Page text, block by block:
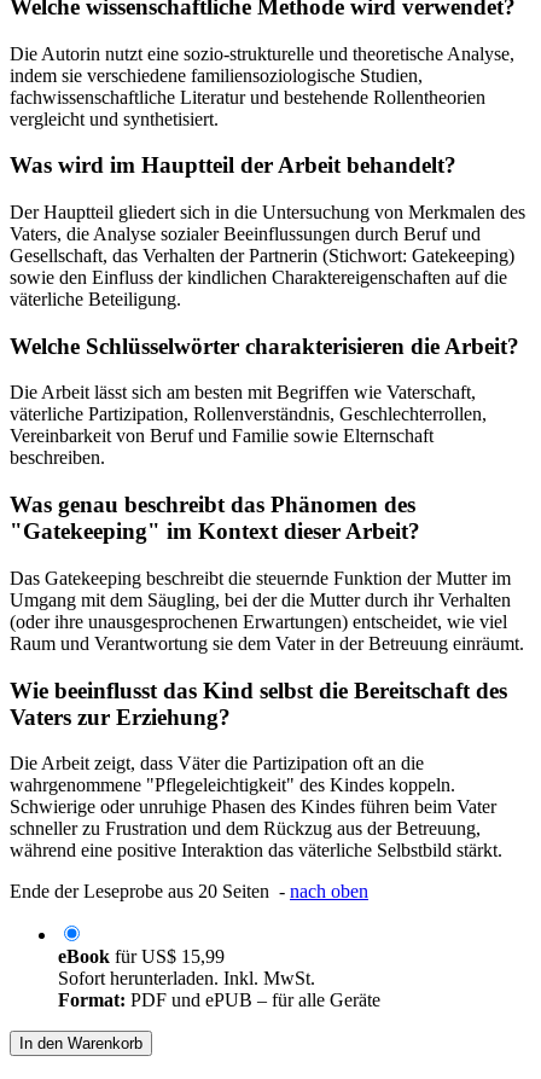
Welche wissenschaftliche Methode wird verwendet?
Die Autorin nutzt eine sozio-strukturelle und theoretische Analyse,
indem sie verschiedene familiensoziologische Studien,
fachwissenschaftliche Literatur und bestehende Rollentheorien
vergleicht und synthetisiert.
Was wird im Hauptteil der Arbeit behandelt?
Der Hauptteil gliedert sich in die Untersuchung von Merkmalen des
Vaters, die Analyse sozialer Beeinflussungen durch Beruf und
Gesellschaft, das Verhalten der Partnerin (Stichwort: Gatekeeping)
sowie den Einfluss der kindlichen Charaktereigenschaften auf die
väterliche Beteiligung.
Welche Schlüsselwörter charakterisieren die Arbeit?
Die Arbeit lässt sich am besten mit Begriffen wie Vaterschaft,
väterliche Partizipation, Rollenverständnis, Geschlechterrollen,
Vereinbarkeit von Beruf und Familie sowie Elternschaft
beschreiben.
Was genau beschreibt das Phänomen des
"Gatekeeping" im Kontext dieser Arbeit?
Das Gatekeeping beschreibt die steuernde Funktion der Mutter im
Umgang mit dem Säugling, bei der die Mutter durch ihr Verhalten
(oder ihre unausgesprochenen Erwartungen) entscheidet, wie viel
Raum und Verantwortung sie dem Vater in der Betreuung einräumt.
Wie beeinflusst das Kind selbst die Bereitschaft des
Vaters zur Erziehung?
Die Arbeit zeigt, dass Väter die Partizipation oft an die
wahrgenommene "Pflegeleichtigkeit" des Kindes koppeln.
Schwierige oder unruhige Phasen des Kindes führen beim Vater
schneller zu Frustration und dem Rückzug aus der Betreuung,
während eine positive Interaktion das väterliche Selbstbild stärkt.
Ende der Leseprobe aus 20 Seiten - nach oben
eBook fürUS$ 15,99
Sofort herunterladen. Inkl. MwSt.
Format: PDF und ePUB – für alle Geräte
In den Warenkorb